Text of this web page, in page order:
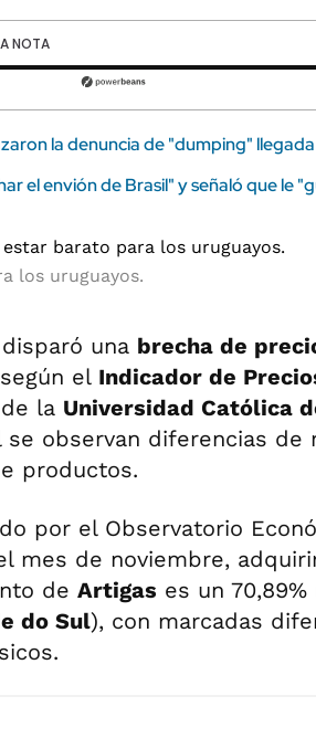
NOTA
0 segundos
la denuncia de "dumping"
el envión de Brasil" y señaló que le
los uruguayos.
disparó una brecha de
el Indicador de
de la Universidad Católica
se observan diferencias de
productos.
por el Observatorio
mes de noviembre,
de Artigas es un
do Sul), con marcadas